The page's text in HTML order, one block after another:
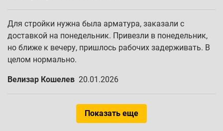
Для стройки нужна была арматура, заказали с
доставкой на понедельник. Привезли в понедельник,
но ближе к вечеру, пришлось рабочих задерживать. В
целом нормально.
Велизар Кошелев 20.01.2026
Показать еще